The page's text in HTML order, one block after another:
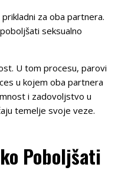
za oba partnera.
seksualno
U tom procesu, parovi
u kojem oba partnera
i zadovoljstvo u
temelje svoje veze.
Poboljšati